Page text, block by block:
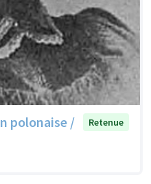
polonaise /
Retenue